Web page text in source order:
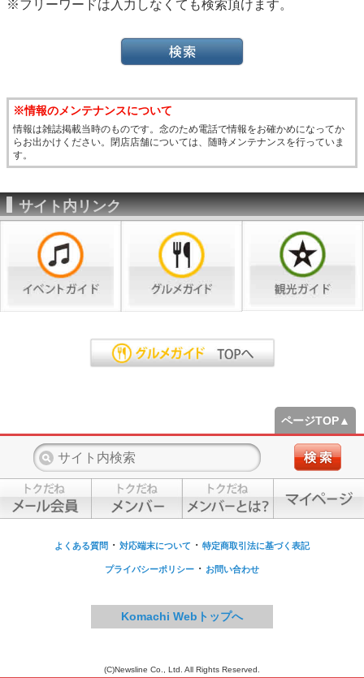
※フリーワードは入力しなくても検索頂けます。
※情報のメンテナンスについて
情報は雑誌掲載当時のものです。念のため電話で情報をお確かめになってか
らお出かけください。閉店店舗については、随時メンテナンスを行っていま
す。
サイト内リンク
ページTOP▲
よくある質問 ・ 対応端末について ・ 特定商取引法に基づく表記
プライバシーポリシー ・ お問い合わせ
Komachi Webトップへ
(C)Newsline Co., Ltd. All Rights Reserved.